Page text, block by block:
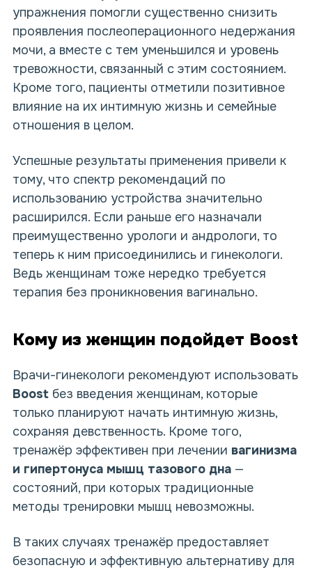
упражнения помогли существенно снизить
проявления послеоперационного недержания
мочи, а вместе с тем уменьшился и уровень
тревожности, связанный с этим состоянием.
Кроме того, пациенты отметили позитивное
влияние на их интимную жизнь и семейные
отношения в целом.
Успешные результаты применения привели к
тому, что спектр рекомендаций по
использованию устройства значительно
расширился. Если раньше его назначали
преимущественно урологи и андрологи, то
теперь к ним присоединились и гинекологи.
Ведь женщинам тоже нередко требуется
терапия без проникновения вагинально.
Кому из женщин подойдет Boost
Врачи-гинекологи рекомендуют использовать
Boost без введения женщинам, которые
только планируют начать интимную жизнь,
сохраняя девственность. Кроме того,
тренажёр эффективен при лечении вагинизма
и гипертонуса мышц тазового дна —
состояний, при которых традиционные
методы тренировки мышц невозможны.
В таких случаях тренажёр предоставляет
безопасную и эффективную альтернативу для